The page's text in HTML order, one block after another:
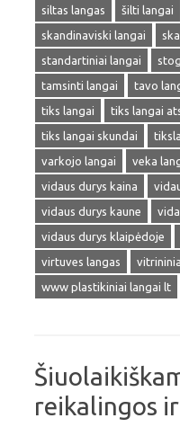
siltas langas
šilti langai
skandinaviski langai
standartiniai langai
tamsinti langai
tavo
tiks langai
tiks langai
tiks langai skundai
varkojo langai
veka
vidaus durys kaina
vidaus durys kaune
vidaus durys klaipėdoje
virtuves langas
www plastikiniai langai lt
reikalingos